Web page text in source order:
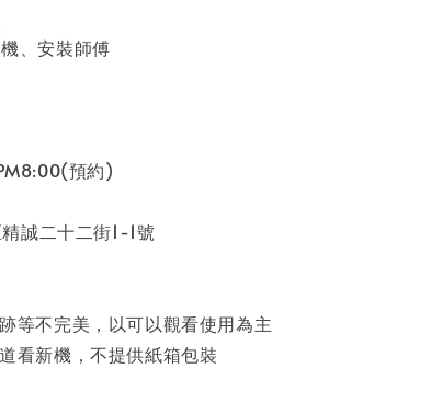
、安裝師傅
預約)
誠二十二街1-1號
等不完美，以可以觀看使用為主
看新機，不提供紙箱包裝